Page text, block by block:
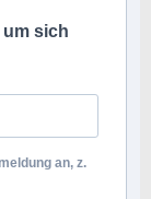
um sich
an, z.